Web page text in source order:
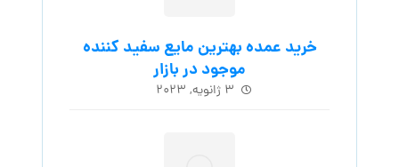
خرید عمده بهترین مایع سفید کننده
موجود در بازار
۳ ژانویه, ۲۰۲۳